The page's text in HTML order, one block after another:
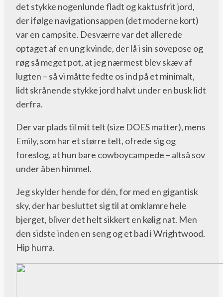
det stykke nogenlunde fladt og kaktusfrit jord,
der ifølge navigationsappen (det moderne kort)
var en campsite. Desværre var det allerede
optaget af en ung kvinde, der lå i sin sovepose og
røg så meget pot, at jeg nærmest blev skæv af
lugten – så vi måtte fedte os ind på et minimalt,
lidt skrånende stykke jord halvt under en busk lidt
derfra.
Der var plads til mit telt (size DOES matter), mens
Emily, som har et større telt, ofrede sig og
foreslog, at hun bare cowboycampede – altså sov
under åben himmel.
Jeg skylder hende for dén, for med en gigantisk
sky, der har besluttet sig til at omklamre hele
bjerget, bliver det helt sikkert en kølig nat. Men
den sidste inden en seng og et bad i Wrightwood.
Hip hurra.